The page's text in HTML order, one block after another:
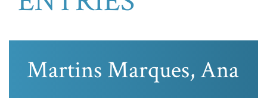
Martins Marques, Ana